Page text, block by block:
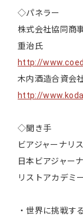
◇パネラー
株式会社協同商
重治氏
http://
木内酒造合資
http://
◇聞き手
ビアジャーナリ
日本ビアジャー
リストアカデミ
・世界に挑戦す